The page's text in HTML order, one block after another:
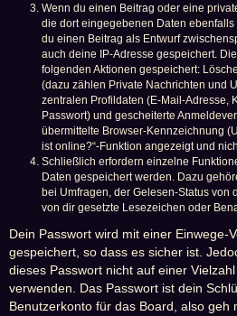
Wenn du einen Beitrag oder eine
die dort eingegebenen Daten
du einen Beitrag als Entwurf
auch deine IP-Adresse gespeichert.
folgenden Aktionen gespeichert:
(dazu zählen Private Nachrichten und
zentralen Profildaten (E-Mail-Adresse,
Passwort) und gescheiterte
übermittelte Browser-Kennzeichnung
ist online?“-Funktion angezeigt und
Schließlich erfordern einzelne
Daten gespeichert werden. Dazu
bei Umfragen, der Gelesen-Status von
von dir gesetzte Lesezeichen oder
Dein Passwort wird mit einer Einwege-
gespeichert, so dass es sicher ist.
dieses Passwort nicht auf einer
verwenden. Das Passwort ist dein
Benutzerkonto für das Board, also geh